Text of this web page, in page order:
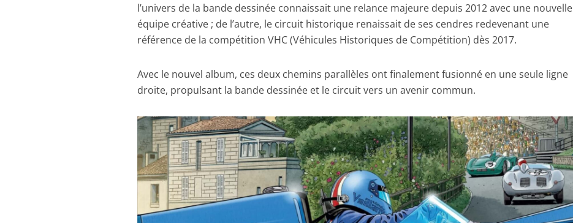
l’univers de la bande dessinée connaissait une relance majeure depuis 2012 avec une nouvelle
équipe créative ; de l’autre, le circuit historique renaissait de ses cendres redevenant une
référence de la compétition VHC (Véhicules Historiques de Compétition) dès 2017.
Avec le nouvel album, ces deux chemins parallèles ont finalement fusionné en une seule ligne
droite, propulsant la bande dessinée et le circuit vers un avenir commun.